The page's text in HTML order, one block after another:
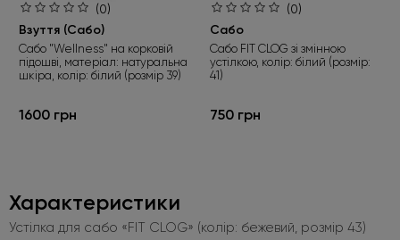
(0)
Взуття (Сабо)
Сабо "Wellness" на корковій
підошві, матеріал: натуральна
шкіра, колір: білий (розмір 39)
1600 грн
(0)
Сабо
Сабо FIT CLOG зі змінною
устілкою, колір: білий (розмір:
41)
750 грн
Характеристики
Устілка для сабо «FIT CLOG» (колір: бежевий, розмір 43)